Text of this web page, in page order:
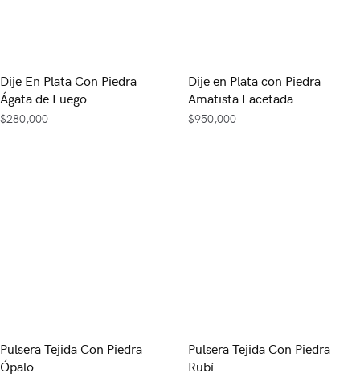
Dije En Plata Con Piedra
Ágata de Fuego
$280,000
Dije en Plata con Piedra
Amatista Facetada
$950,000
Pulsera Tejida Con Piedra
Ópalo
Pulsera Tejida Con Piedra
Rubí